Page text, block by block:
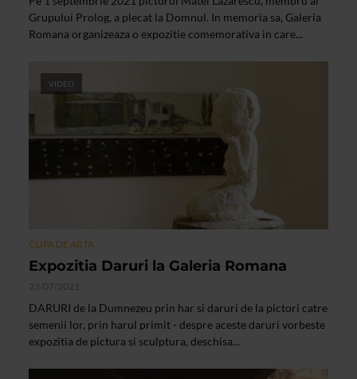
Grupului Prolog, a plecat la Domnul. In memoria sa, Galeria
Romana organizeaza o expozitie comemorativa in care...
VIDEO
CLIPA DE ARTA
Expozitia Daruri la Galeria Romana
23/07/2021
DARURI de la Dumnezeu prin har si daruri de la pictori catre
semenii lor, prin harul primit - despre aceste daruri vorbeste
expozitia de pictura si sculptura, deschisa...